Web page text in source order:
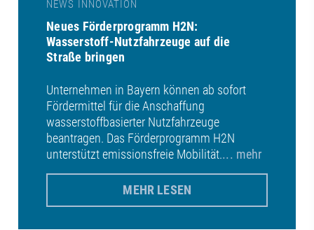
NEWS INNOVATION
Neues Förderprogramm H2N:
Wasserstoff-Nutzfahrzeuge auf die
Straße bringen
Unternehmen in Bayern können ab sofort
Fördermittel für die Anschaffung
wasserstoffbasierter Nutzfahrzeuge
beantragen. Das Förderprogramm H2N
unterstützt emissionsfreie Mobilität.... mehr
MEHR LESEN